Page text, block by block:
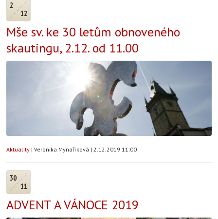
2
12
Mše sv. ke 30 letům obnoveného
skautingu, 2.12. od 11.00
Aktuality | Veronika Mynaříková | 2.12.2019 11:00
30
11
ADVENT A VÁNOCE 2019